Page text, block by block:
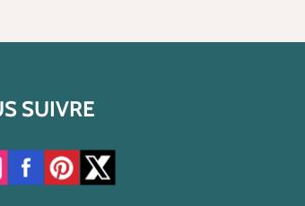
SUIVRE
notre chaîne YouTube
à notre compte Instagram
Accéder à notre page Facebook
Accéder à notre compte Pinterest
Accéder à notre compte Twitter/X